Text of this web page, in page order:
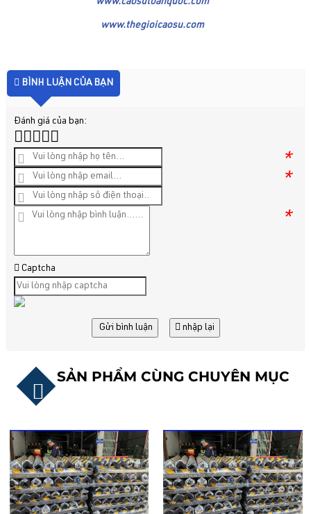
www.caosutoanquoc.com
www.thegioicaosu.com
BÌNH LUẬN CỦA BẠN
Đánh giá của bạn:
*
*
*
Captcha
Gửi bình luận nhập lại
SẢN PHẨM CÙNG CHUYÊN MỤC